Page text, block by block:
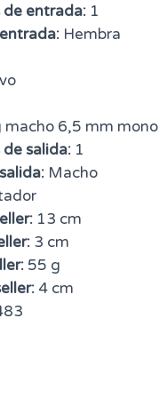
entrada: 1
Hembra
macho 6,5 mm mono
salida: 1
Macho
13 cm
3 cm
55 g
4 cm